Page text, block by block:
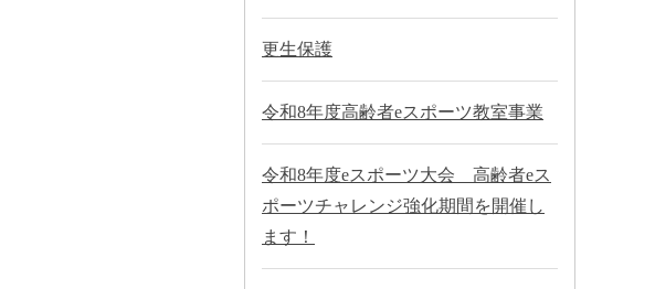
更生保護
令和8年度高齢者eスポーツ教室事業
令和8年度eスポーツ大会 高齢者eス
ポーツチャレンジ強化期間を開催し
ます！